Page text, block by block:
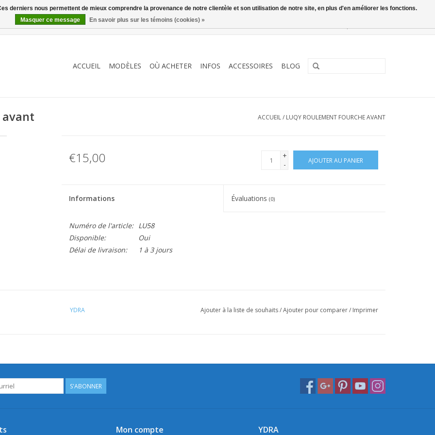
ACCUEIL MODÈLES OÙ ACHETER INFOS ACCESSOIRES BLOG
avant ACCUEIL/ LUQY ROULEMENT FOURCHE AVANT
€15,00
+
-
AJOUTER AU PANIER
Informations Évaluations(0)
Numéro de l'article:
LU58
Disponible:
Oui
Délai de livraison:
1 à 3 jours
YDRA Ajouter à la liste de souhaits/Ajouter pour comparer/ Imprimer
S'ABONNER
Mon compte YDRA
derniers nous permettent de mieux comprendre la provenance de notre clientèle et son utilisation de notre site, en plus d'en améliorer les fonctions.
Masquer ce message
En savoir plus sur les témoins (cookies) »